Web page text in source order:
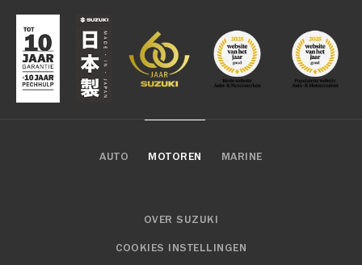
AUTO MOTOREN MARINE
OVER SUZUKI
COOKIES INSTELLINGEN